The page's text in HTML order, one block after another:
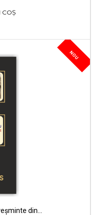
COȘ
NOU
din...